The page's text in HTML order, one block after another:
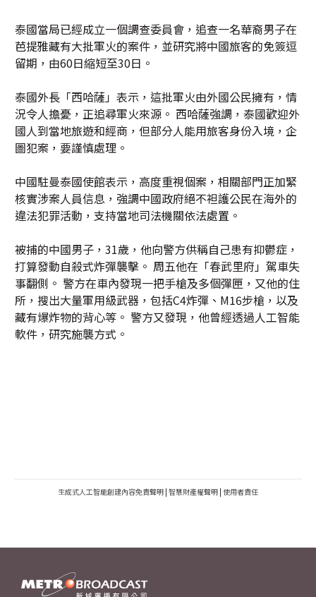
泰國當局已經成立一個調查委員會，追查一名華裔男子在
芭提雅藏有大批軍火的案件，並研究將中國旅客的免簽逗
留期，由60日縮短至30日。
泰國外長「西哈薩」表示，這批軍火由外國公民擁有，情
況令人擔憂，正追尋軍火來源。 西哈薩強調，泰國歡迎外
國人到當地旅遊和經商，但部分人能用旅客身份入境，企
圖犯案，要謹慎處理。
中國駐曼泰國使館表示，高度重視個案，相關部門正加緊
核實涉案人員信息，強調中國政府絕不袒護公民在海外的
違法犯罪活動，支持當地司法機關依法處置。
被捕的中國男子，31歲，他向警方供稱自己患有抑鬱症，
打算發動自殺式炸彈襲擊。 周五他在「春武里府」駕車失
事翻側。 警方在車內發現一把手槍及多個彈匣，又他的住
所，搜出大量軍用級武器，包括C4炸彈、M16步槍，以及
藏有爆炸物的背心等。 警方又發現，他曾經透過人工智能
軟件，研究施襲方式。
生成式人工智能創建內容免責聲明 | 智慧財產權聲明 | 使用者責任